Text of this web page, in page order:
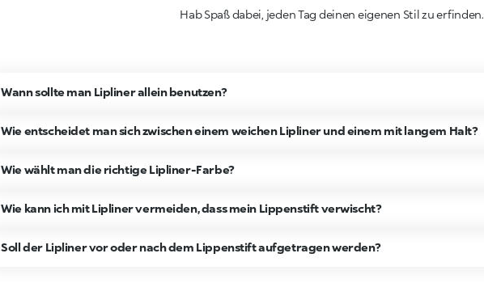
Hab Spaß dabei, jeden Tag deinen eigenen Stil zu erfinden.
Wann sollte man Lipliner allein benutzen?
Wie entscheidet man sich zwischen einem weichen Lipliner und einem mit langem Halt?
Wie wählt man die richtige Lipliner-Farbe?
Wie kann ich mit Lipliner vermeiden, dass mein Lippenstift verwischt?
Soll der Lipliner vor oder nach dem Lippenstift aufgetragen werden?